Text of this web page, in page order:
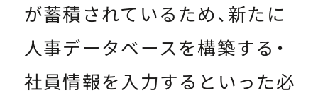
が蓄積されているため、新たに
人事データベースを構築する・
社員情報を入力するといった必